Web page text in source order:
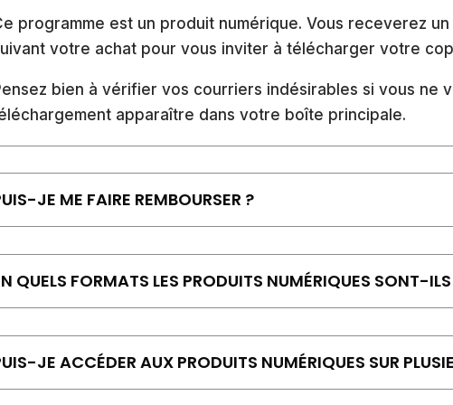
programme est un produit numérique. Vous receverez
votre achat pour vous inviter à télécharger votre
bien à vérifier vos courriers indésirables si vous ne
apparaître dans votre boîte principale.
JE ME FAIRE REMBOURSER ?
QUELS FORMATS LES PRODUITS NUMÉRIQUES SONT-
JE ACCÉDER AUX PRODUITS NUMÉRIQUES SUR